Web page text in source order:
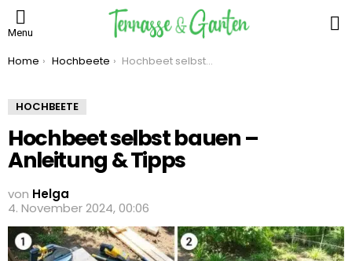
Menu
You are here:
Home Hochbeete Hochbeet selbst bauen – Anleitung & Tipps
HOCHBEETE
Hochbeet selbst bauen –
Anleitung & Tipps
von Helga
4. November 2024, 00:06